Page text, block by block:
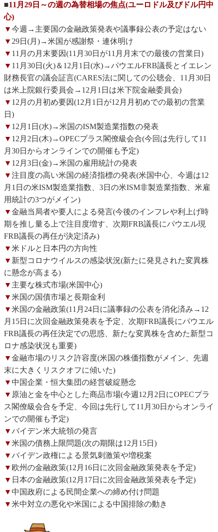
■11月29日～の週の為替相場の焦点(ユーロドル及びドル円中
心)
▼今週→主要国の金融政策発表や議事録公表の予定はない
▼29日(月)→米国が感謝祭・連休明け
▼ 11月の月末要因(11月30日が11月月末での最後の営業日)
▼ 11月30日(火)＆12月1日(水)→パウエルFRB議長とイエレン
財務長官の議会証言(CARES法に関しての公聴会、11月30日
は米上院銀行委員会→12月1日は米下院金融委員会)
▼ 12月の月初め要因(12月1日が12月月初めでの最初の営業
日)
▼ 12月1日(水)→米国のISM製造業指数の発表
▼ 12月2日(木)→OPECプラス閣僚級会合(今回は先行して11
月30日からオンラインでの開催も予定)
▼ 12月3日(金)→米国の雇用統計の発表
▼注目度の高い米国の経済指標の発表(米国中心、今週は12
月1日の米ISM製造業指数、3日の米ISM非製造業指数、米雇
用統計の3つがメイン)
▼金融当局者や要人による発言(今後のインフレや利上げ時
期を推し量る上で注目度増す、次期FRB議長にパウエル現
FRB議長の再任が決定済み)
▼米ドルと日本円の方向性
▼ 新型コロナウイルスの感染状況(新たに発見された変異株
に懸念が高まる)
▼ 主要な株式市場(米国中心)
▼米国の国債市場と長期金利
▼米国の金融政策(11月24日に議事録の公表を消化済み→12
月15日に次回金融政策発表を予定、次期FRB議長にパウエル
FRB議長の再任決定での思惑、新たな変異株を含めた新型コ
ロナ感染状況も重要)
▼金融市場のリスク許容度(米国の株価指数がメイン、先週
末に大きくリスクオフに傾いた)
▼ 中国企業・恒大集団の経営破綻懸念
▼ 原油と金を中心とした商品市場(今週12月2日にOPECプラ
ス閣僚級会合を予定、今回は先行して11月30日からオンライ
ンでの開催も予定)
▼バイデン米大統領の発言
▼米国の債務上限問題(次の期限は12月15日)
▼バイデン政権による景気刺激策や増税案
▼ 欧州の金融政策(12月16日に次回金融政策発表を予定)
▼ 日本の金融政策(12月17日に次回金融政策発表を予定)
▼ 中国政府による民間企業への締め付け問題
▼米中対立の悪化や米国による中国排除の動き